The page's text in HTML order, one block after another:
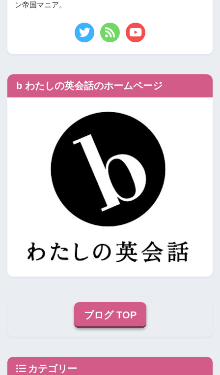
ン帝国マニア。
b わたしの英会話のホームページ
ブログ TOP
カテゴリー